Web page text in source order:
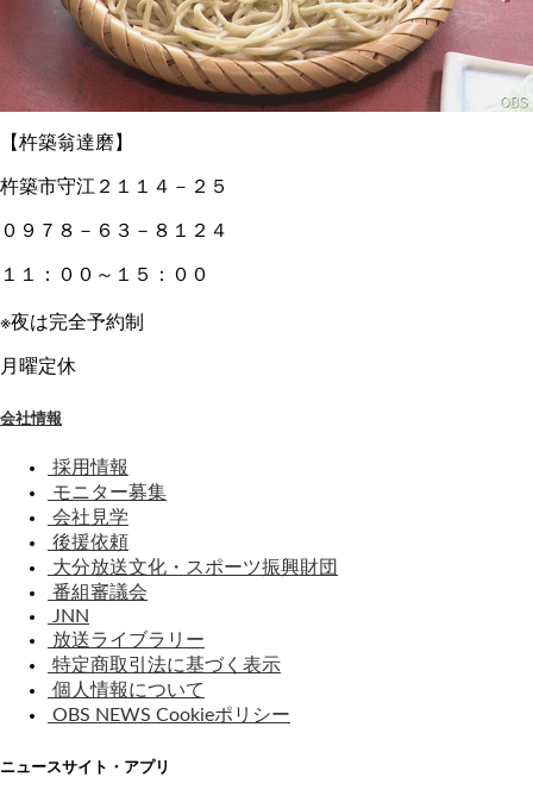
【杵築翁達磨】
杵築市守江２１１４－２５
０９７８－６３－８１２４
１１：００～１５：００
※夜は完全予約制
月曜定休
会社情報
採用情報
モニター募集
会社見学
後援依頼
大分放送文化・スポーツ振興財団
番組審議会
JNN
放送ライブラリー
特定商取引法に基づく表示
個人情報について
OBS NEWS Cookieポリシー
ニュースサイト・アプリ